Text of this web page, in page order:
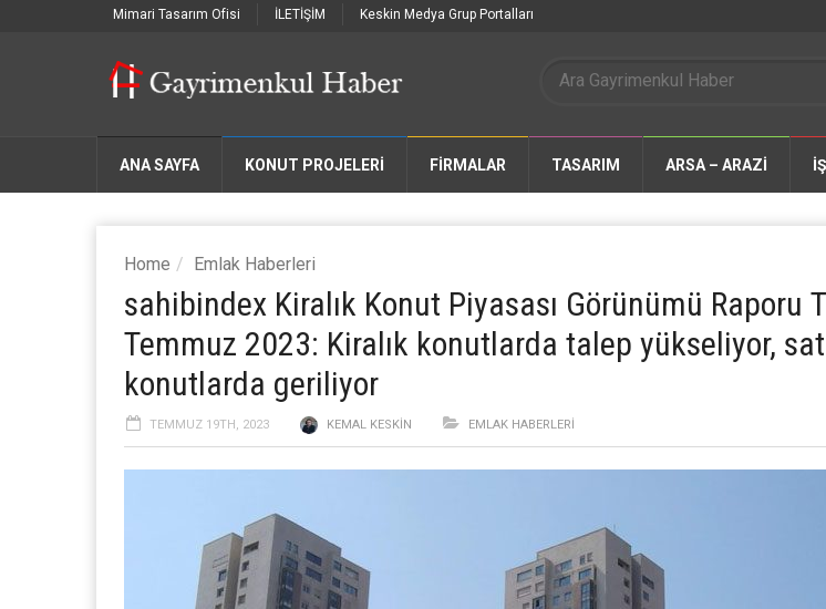
Mimari Tasarım Ofisi İLETİŞİM Keskin Medya Grup Portalları
ANA SAYFA KONUT PROJELERİ FIRMALAR TASARIM ARSA – ARAZİ
Home Emlak Haberleri
sahibindex Kiralık Konut Piyasası Görünümü Raporu
Temmuz 2023: Kiralık konutlarda talep yükseliyor,
konutlarda geriliyor
TEMMUZ 19TH, 2023 KEMAL KESKIN EMLAK HABERLERI